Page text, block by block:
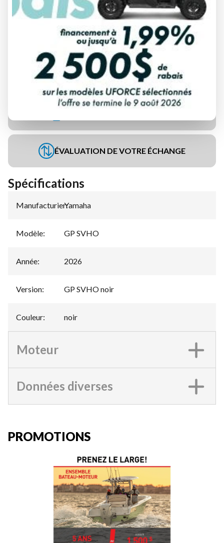
ÉVALUATION DE VOTRE ÉCHANGE
Spécifications
Manufacturier:
Yamaha
Modèle: GP SVHO
Année: 2026
Version: GP SVHO noir
Couleur: noir
Moteur
Données diverses
PROMOTIONS